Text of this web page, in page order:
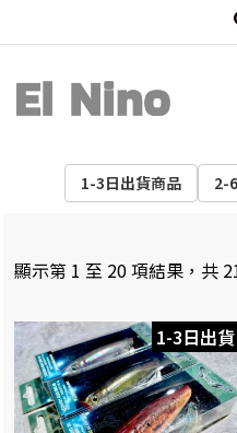
1-3日出貨商品 2-
顯示第 1 至 20 項結果，共
1-3日出貨